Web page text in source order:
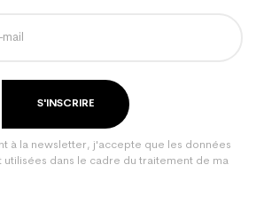
S'INSCRIRE
à la newsletter, j'accepte que les données
utilisées dans le cadre du traitement de ma